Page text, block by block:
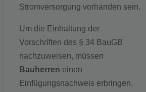
Stromversorgung vorhanden sein.
Um die Einhaltung der
Vorschriften des § 34 BauGB
nachzuweisen, müssen
Bauherren einen
Einfügungsnachweis erbringen.